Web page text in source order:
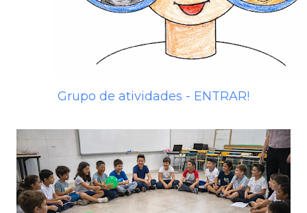
Grupo de atividades - ENTRAR!